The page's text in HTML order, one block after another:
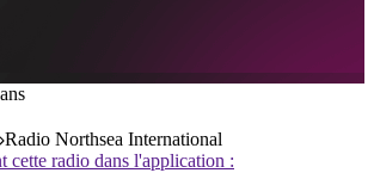
Radio Northsea International
cette radio dans l'application :